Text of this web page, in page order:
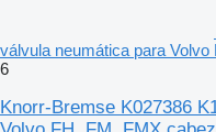
válvula neumática para
6
Knorr-Bremse K027386